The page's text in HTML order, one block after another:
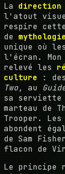
La direction
l'atout
respire
de
unique où
l'écran. Mon
relevé les
culture :
Two, au
sa serviette
marteau de
Trooper. Les
abondent
de Sam
flacon de
Le principe